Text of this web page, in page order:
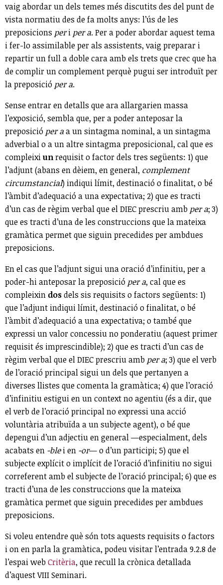
vaig abordar un dels temes més discutits des del punt de
vista normatiu des de fa molts anys: l’ús de les
preposicions peri per a. Per a poder abordar aquest tema
i fer-lo assimilable per als assistents, vaig preparar i
repartir un full a doble cara amb els trets que crec que ha
de complir un complement perquè pugui ser introduït per
la preposició per a.
Sense entrar en detalls que ara allargarien massa
l’exposició, sembla que, per a poder anteposar la
preposició per aa un sintagma nominal, a un sintagma
adverbial o a un altre sintagma preposicional, cal que es
compleixiunrequisit o factor dels tres següents: 1) que
l’adjunt (abans en dèiem, en general, complement
circumstancial) indiqui límit, destinació o finalitat, o bé
l’àmbit d’adequació a una expectativa; 2) que es tracti
d’un cas de règim verbal que el DIEC prescriu amb per a; 3)
que es tracti d’una de les construccions que la mateixa
gramàtica permet que siguin precedides per ambdues
preposicions.
En el cas que l’adjunt sigui una oració d’infinitiu, per a
poder-hi anteposar la preposició per a, cal que es
compleixin dosdels sis requisits o factors següents: 1)
que l’adjunt indiqui límit, destinació o finalitat, o bé
l’àmbit d’adequació a una expectativa; o també que
expressi un valor concessiu no ponderatiu (aquest primer
requisit és imprescindible); 2) que es tracti d’un cas de
règim verbal que el DIEC prescriu amb per a; 3) que el verb
de l’oració principal sigui un dels que pertanyen a
diverses llistes que comenta la gramàtica; 4) que l’oració
d’infinitiu estigui en un context no agentiu (és a dir, que
el verb de l’oració principal no expressi una acció
voluntària atribuïda a un subjecte agent), o bé que
depengui d’un adjectiu en general —especialment, dels
acabats en -blei en -or— o d’un participi; 5) que el
subjecte explícit o implícit de l’oració d’infinitiu no sigui
correferent amb el subjecte de l’oració principal; 6) que es
tracti d’una de les construccions que la mateixa
gramàtica permet que siguin precedides per ambdues
preposicions.
Si voleu entendre què són tots aquests requisits o factors
i on en parla la gramàtica, podeu visitar l’entrada 9.2.8 de
l’espai webCritèria, que recull la crònica detallada
d’aquest VIII Seminari.